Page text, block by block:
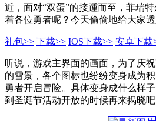
近，面对“双蛋”的接踵而至，菲瑞
着各位勇者呢？今天偷偷地给大家
礼包>> 下载>> IOS下载>> 安卓下载
听说，游戏主界面的画面，为了庆
的雪景，各个图标也纷纷变身成为
勇者开启冒险。具体变身成什么样
到圣诞节活动开放的时候再来揭晓吧